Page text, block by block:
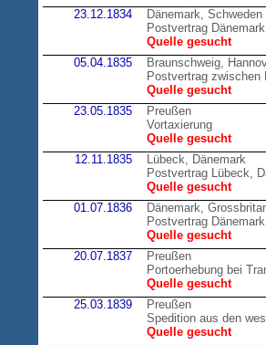
23.12.1834
Dänemark, Schweden
Postvertrag
Quelle gesucht
05.04.1835
Braunschweig,
Postvertrag zwischen
Quelle gesucht
23.05.1835
Preußen
Vortaxierung
Quelle gesucht
12.11.1835
Lübeck, Dänemark
Postvertrag Lübeck,
Quelle gesucht
01.07.1836
Dänemark,
Postvertrag
Quelle gesucht
20.07.1837
Preußen
Portoerhebung bei
Quelle gesucht
25.03.1839
Preußen
Spedition aus den
Quelle gesucht